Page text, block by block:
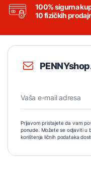
100% sigurna
10 fizičkih
Prijavom pristajete da vam
ponude. Možete se odjaviti u
korištenja ličnih podataka